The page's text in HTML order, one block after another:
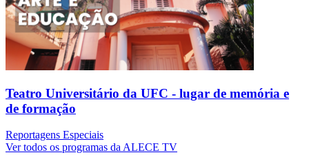
Teatro Universitário da UFC - lugar de memória e
de formação
Reportagens Especiais
Ver todos os programas da ALECE TV